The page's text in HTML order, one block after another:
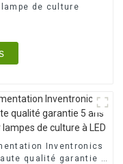
de culture
Inventronics
qualité garantie 5